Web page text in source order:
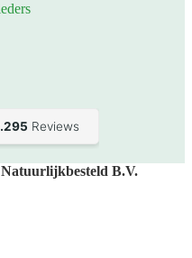
Natuurlijkbesteld B.V.